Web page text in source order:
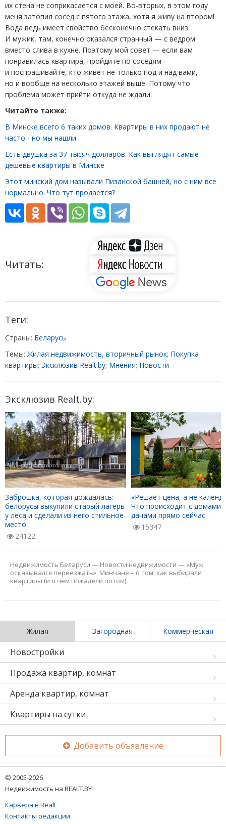
их стена не соприкасается с моей. Во-вторых, в этом году
меня затопил сосед с пятого этажа, хотя я живу на втором!
Вода ведь имеет свойство бесконечно стекать вниз.
И мужик, там, конечно оказался странный — с ведром
вместо слива в кухне. Поэтому мой совет — если вам
понравилась квартира, пройдите по соседям
и поспрашивайте, кто живет не только под и над вами,
но и вообще на несколько этажей выше. Потому что
проблема может прийти откуда не ждали.
Читайте также:
В Минске всего 6 таких домов. Квартиры в них продают не
часто - но мы нашли
Есть двушка за 37 тысяч долларов. Как выглядят самые
дешевые квартиры в Минске
Этот минский дом называли Пизанской башней, но с ним все
нормально. Что тут продается?
Читать:
Теги:
Страны: Беларусь
Темы:Жилая недвижимость, вторичный рынок; Покупка
квартиры; Эксклюзив Realt.by; Мнения; Новости
Эксклюзив Realt.by:
Заброшка, которая дождалась:
белорусы выкупили старый лагерь
у леса и сделали из него стильное
место
24122
«Решает цена, а не
Что происходит с домами
дачами прямо сейчас
15347
Недвижимость Беларуси — Новости недвижимости — «Муж
отказывался переезжать». Минчане – о том, как выбирали
квартиры (и о чем пожалели потом)
Жилая Загородная Коммерческая
Новостройки
Продажа квартир, комнат
Аренда квартир, комнат
Квартиры на сутки
Добавить объявление
© 2005-2026
Недвижимость на REALT.BY
Карьера в Realt
Контакты редакции